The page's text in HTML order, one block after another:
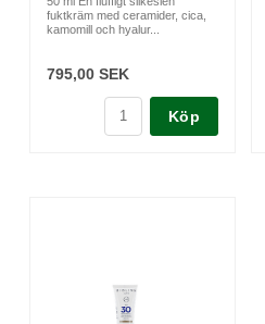
fuktkräm med ceramider, cica,
kamomill och hyalur...
795,00 SEK
Köp